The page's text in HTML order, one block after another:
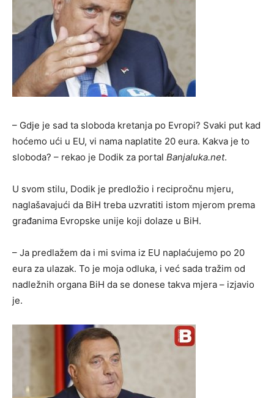
– Gdje je sad ta sloboda kretanja po Evropi? Svaki put kad
hoćemo ući u EU, vi nama naplatite 20 eura. Kakva je to
sloboda? – rekao je Dodik za portal Banjaluka.net.
U svom stilu, Dodik je predložio i recipročnu mjeru,
naglašavajući da BiH treba uzvratiti istom mjerom prema
građanima Evropske unije koji dolaze u BiH.
– Ja predlažem da i mi svima iz EU naplaćujemo po 20
eura za ulazak. To je moja odluka, i već sada tražim od
nadležnih organa BiH da se donese takva mjera – izjavio
je.